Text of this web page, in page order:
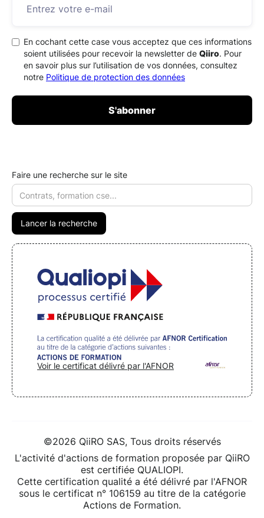
En cochant cette case vous acceptez que ces informations
soient utilisées pour recevoir la newsletter de Qiiro. Pour
en savoir plus sur l’utilisation de vos données, consultez
notre Politique de protection des données
Faire une recherche sur le site
Voir le certificat délivré par l'AFNOR
©2026 QiiRO SAS, Tous droits réservés
L'activité d'actions de formation proposée par QiiRO
est certifiée QUALIOPI.
Cette certification qualité a été délivré par l'AFNOR
sous le certificat n° 106159 au titre de la catégorie
Actions de Formation.